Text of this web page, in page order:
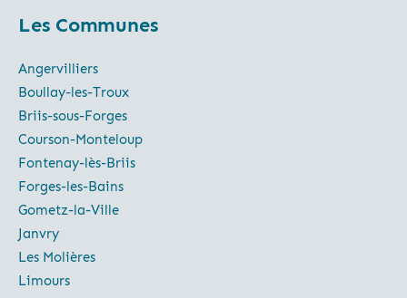
Les Communes
Angervilliers
Boullay-les-Troux
Briis-sous-Forges
Courson-Monteloup
Fontenay-lès-Briis
Forges-les-Bains
Gometz-la-Ville
Janvry
Les Molières
Limours